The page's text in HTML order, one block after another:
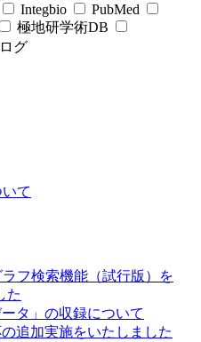
Integbio
PubMed
極地研学術DB
グ
て
ラフ検索機能（試行版）を
た
タ」の収録について
追加実施をいたしました